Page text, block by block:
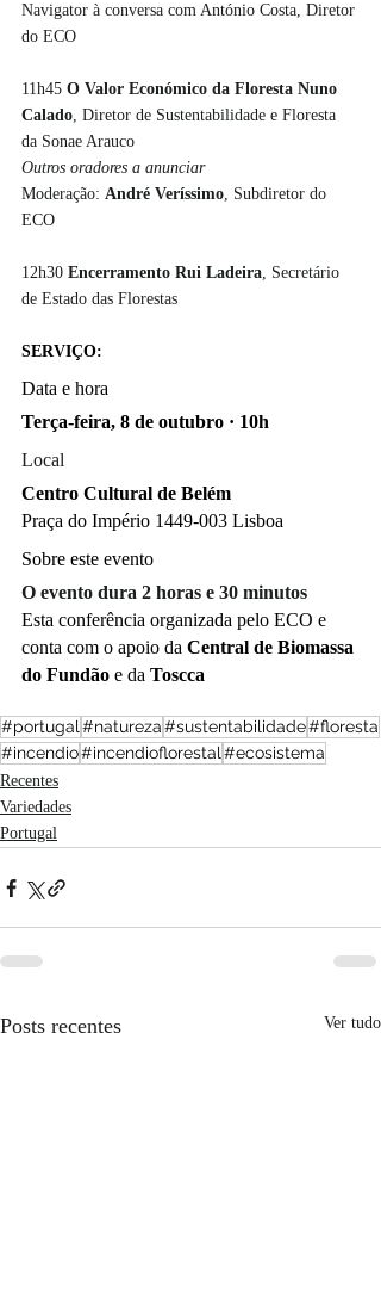
Navigator à conversa com António Costa, Diretor
11h45 O Valor Económico da Floresta Nuno
Calado, Diretor de Sustentabilidade e Floresta
da Sonae Arauco
Outros oradores a anunciar
‌Moderação: André Veríssimo, Subdiretor do
12h30 Encerramento Rui Ladeira, Secretário
de Estado das Florestas
SERVIÇO:
Data e hora
Terça-feira, 8 de outubro · 10h
Local
Centro Cultural de Belém
Praça do Império 1449-003 Lisboa
Sobre este evento
O evento dura 2 horas e 30 minutos
Esta conferência organizada pelo ECO e
conta com o apoio da Central de Biomassa
do Fundão e da Toscca
#portugal #natureza#sustentabilidade#floresta
#incendio#incendioflorestal #ecosistema
Recentes
Variedades
Portugal
Posts recentes Ver tudo